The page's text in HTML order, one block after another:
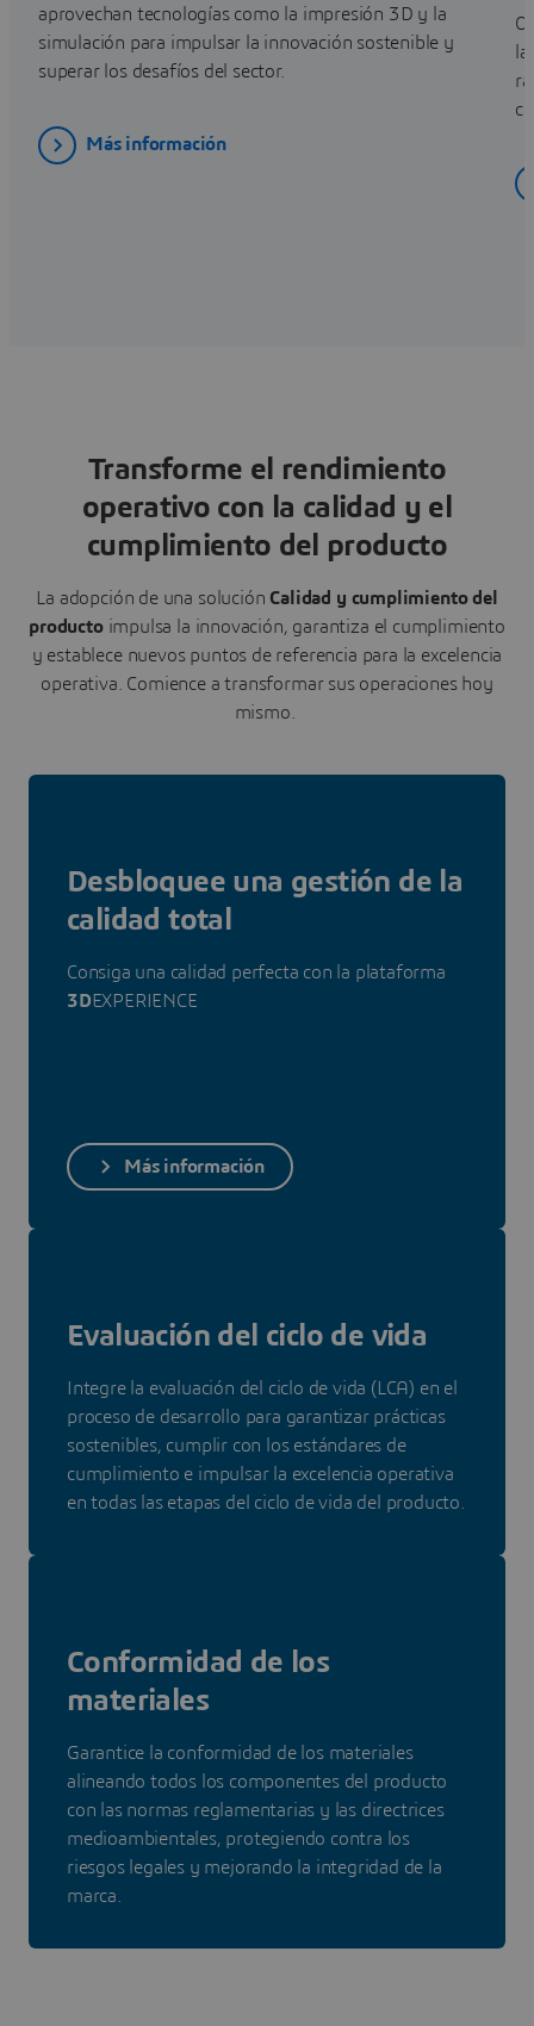
aprovechan tecnologías como la impresión 3D y la
simulación para impulsar la innovación sostenible y
superar los desafíos del sector.
Más información
Transforme el rendimiento
operativo con la calidad y el
cumplimiento del producto
La adopción de una solución Calidad y cumplimiento del
productoimpulsa la innovación, garantiza el cumplimiento
y establece nuevos puntos de referencia para la excelencia
operativa. Comience a transformar sus operaciones hoy
mismo.
Desbloquee una gestión de la
calidad total
Consiga una calidad perfecta con la plataforma
3DEXPERIENCE
Más información
Evaluación del ciclo de vida
Integre la evaluación del ciclo de vida (LCA) en el
proceso de desarrollo para garantizar prácticas
sostenibles, cumplir con los estándares de
cumplimiento e impulsar la excelencia operativa
en todas las etapas del ciclo de vida del producto.
Conformidad de los
materiales
Garantice la conformidad de los materiales
alineando todos los componentes del producto
con las normas reglamentarias y las directrices
medioambientales, protegiendo contra los
riesgos legales y mejorando la integridad de la
marca.